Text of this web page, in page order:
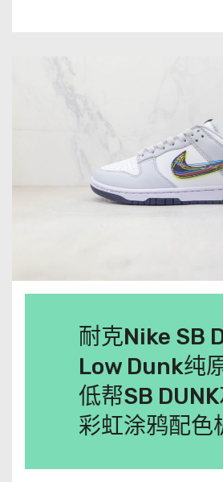
耐克Nike SB
Low Dunk纯
低帮SB
彩虹涂鸦配色